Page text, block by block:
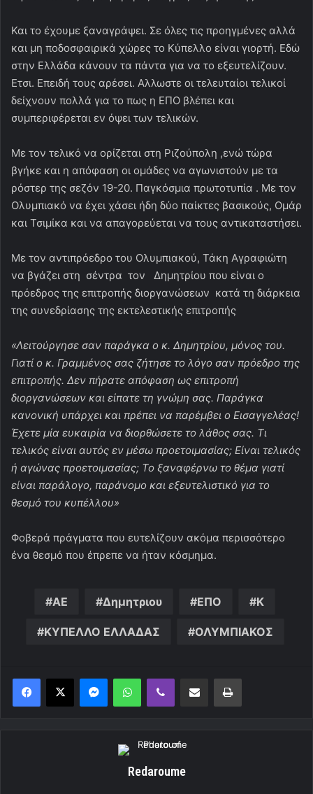
Και το έχουμε ξαναγράψει. Σε όλες τις προηγμένες αλλά
και μη ποδοσφαιρικά χώρες το Κύπελλο είναι γιορτή. Εδώ
στην Ελλάδα κάνουν τα πάντα για να το εξευτελίζουν.
Ετσι. Επειδή τους αρέσει. Αλλωστε οι τελευταίοι τελικοί
δείχνουν πολλά για το πως η ΕΠΟ βλέπει και
συμπεριφέρεται εν όψει των τελικών.
Με τον τελικό να ορίζεται στη Ριζούπολη ,ενώ τώρα
βγήκε και η απόφαση οι ομάδες να αγωνιστούν με τα
ρόστερ της σεζόν 19-20. Παγκόσμια πρωτοτυπία . Με τον
Ολυμπιακό να έχει χάσει ήδη δύο παίκτες βασικούς, Ομάρ
και Τσιμίκα και να απαγορεύεται να τους αντικαταστήσει.
Με τον αντιπρόεδρο του Ολυμπιακού, Τάκη Αγραφιώτη
να βγάζει στη σέντρα τον Δημητρίου που είναι ο
πρόεδρος της επιτροπής διοργανώσεων κατά τη διάρκεια
της συνεδρίασης της εκτελεστικής επιτροπής
«Λειτούργησε σαν παράγκα ο κ. Δημητρίου, μόνος του.
Γιατί ο κ. Γραμμένος σας ζήτησε το λόγο σαν πρόεδρο της
επιτροπής. Δεν πήρατε απόφαση ως επιτροπή
διοργανώσεων και είπατε τη γνώμη σας. Παράγκα
κανονική υπάρχει και πρέπει να παρέμβει ο Εισαγγελέας!
Έχετε μία ευκαιρία να διορθώσετε το λάθος σας. Τι
τελικός είναι αυτός εν μέσω προετοιμασίας; Είναι τελικός
ή αγώνας προετοιμασίας; Το ξαναφέρνω το θέμα γιατί
είναι παράλογο, παράνομο και εξευτελιστικό για το
θεσμό του κυπέλλου»
Φοβερά πράγματα που ευτελίζουν ακόμα περισσότερο
ένα θεσμό που έπρεπε να ήταν κόσμημα.
ΑΕ Δημητριου ΕΠΟ Κ
ΚΥΠΕΛΛΟ ΕΛΛΑΔΑΣ ΟΛΥΜΠΙΑΚΟΣ
MessengerWhatsAppViber Κοινοποίηση μέσω ηλεκτρονικού ταχυδρομείουΕκτύπωση
Redaroume